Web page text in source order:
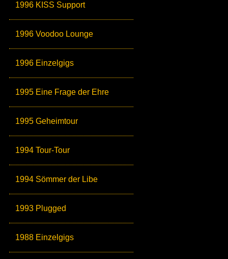
1996 KISS Support
1996 Voodoo Lounge
1996 Einzelgigs
1995 Eine Frage der Ehre
1995 Geheimtour
1994 Tour-Tour
1994 Sömmer der Libe
1993 Plugged
1988 Einzelgigs